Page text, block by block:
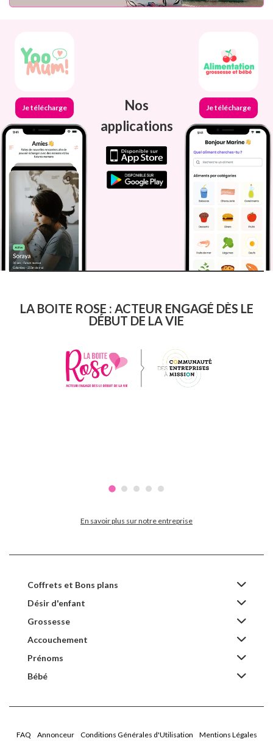
Je télécharge
Nos
applications
Je télécharge
LA BOITE ROSE : ACTEUR ENGAGÉ DÈS LE
DÉBUT DE LA VIE
En savoir plus sur notre entreprise
Coffrets et Bons plans
Désir d'enfant
Grossesse
Accouchement
Prénoms
Bébé
FAQ Annonceur Conditions Générales d'Utilisation Mentions Légales